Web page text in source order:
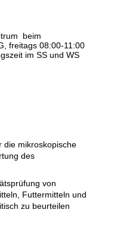
beim
freitags 08:00-11:00
im SS und WS
die mikroskopische
des
von
Futtermitteln und
zu beurteilen